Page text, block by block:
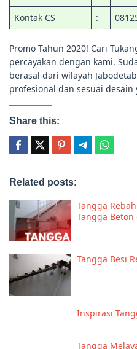
Kontak CS
:
Promo Tahun 2020! Cari
percayakan dengan kami.
berasal dari wilayah
profesional dan sesuai
Share this:
Related posts:
Tangga
Tangga
Tangga Besi
Inspirasi
Tangga